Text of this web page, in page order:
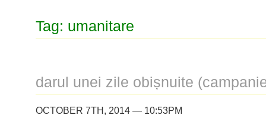
Tag: umanitare
darul unei zile obișnuite
OCTOBER 7TH, 2014 — 10:53PM